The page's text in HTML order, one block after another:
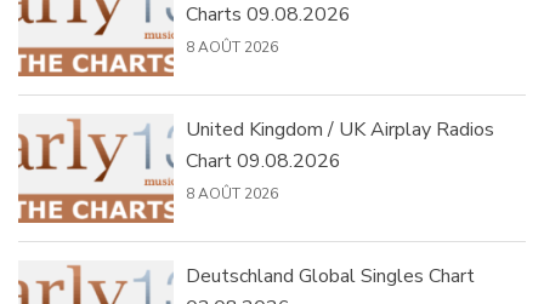
Charts 09.08.2026
8 AOÛT 2026
United Kingdom / UK Airplay Radios
Chart 09.08.2026
8 AOÛT 2026
Deutschland Global Singles Chart